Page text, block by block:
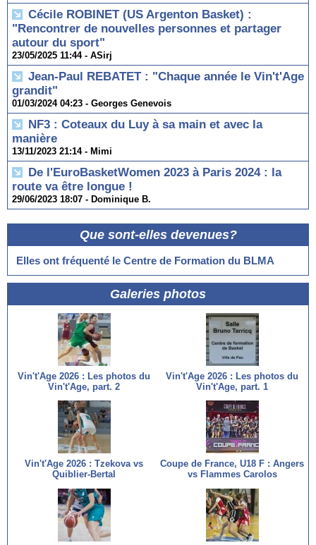
Cécile ROBINET (US Argenton Basket) :
"Rencontrer de nouvelles personnes et partager
autour du sport"
23/05/2025 11:44 - ASirj
Jean-Paul REBATET : "Chaque année le Vin't'Age
grandit"
01/03/2024 04:23 - Georges Genevois
NF3 : Coteaux du Luy à sa main et avec la
manière
13/11/2023 21:14 - Mimi
De l'EuroBasketWomen 2023 à Paris 2024 : la
route va être longue !
29/06/2023 18:07 - Dominique B.
Que sont-elles devenues?
Elles ont fréquenté le Centre de Formation du BLMA
Galeries photos
Vin't'Age 2026 : Les photos du
Vin't'Age, part. 2
Vin't'Age 2026 : Les photos du
Vin't'Age, part. 1
Vin't'Age 2026 : Tzekova vs
Quiblier-Bertal
Coupe de France, U18 F : Angers
vs Flammes Carolos